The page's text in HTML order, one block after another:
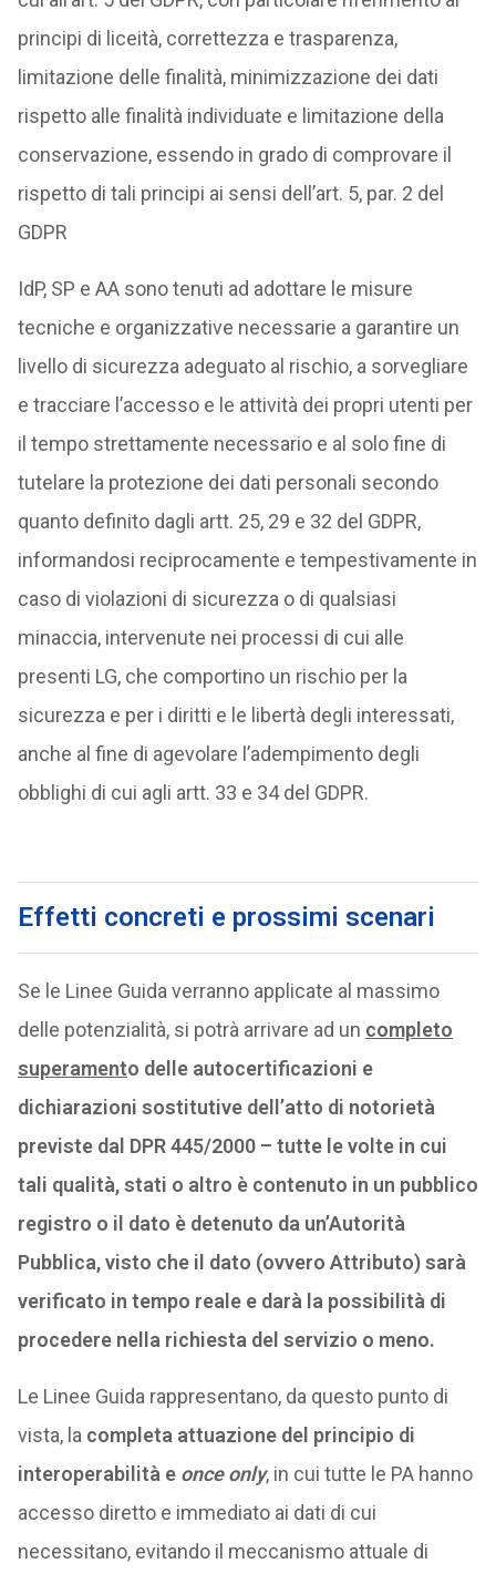
principi di liceità, correttezza e trasparenza,
limitazione delle finalità, minimizzazione dei dati
rispetto alle finalità individuate e limitazione della
conservazione, essendo in grado di comprovare il
rispetto di tali principi ai sensi dell’art. 5, par. 2 del
GDPR
IdP, SP e AA sono tenuti ad adottare le misure
tecniche e organizzative necessarie a garantire un
livello di sicurezza adeguato al rischio, a sorvegliare
e tracciare l’accesso e le attività dei propri utenti per
il tempo strettamente necessario e al solo fine di
tutelare la protezione dei dati personali secondo
quanto definito dagli artt. 25, 29 e 32 del GDPR,
informandosi reciprocamente e tempestivamente in
caso di violazioni di sicurezza o di qualsiasi
minaccia, intervenute nei processi di cui alle
presenti LG, che comportino un rischio per la
sicurezza e per i diritti e le libertà degli interessati,
anche al fine di agevolare l’adempimento degli
obblighi di cui agli artt. 33 e 34 del GDPR.
Effetti concreti e prossimi scenari
Se le Linee Guida verranno applicate al massimo
delle potenzialità, si potrà arrivare ad un completo
superamento delle autocertificazioni e
dichiarazioni sostitutive dell’atto di notorietà
previste dal DPR 445/2000 – tutte le volte in cui
tali qualità, stati o altro è contenuto in un pubblico
registro o il dato è detenuto da un’Autorità
Pubblica, visto che il dato (ovvero Attributo) sarà
verificato in tempo reale e darà la possibilità di
procedere nella richiesta del servizio o meno.
Le Linee Guida rappresentano, da questo punto di
vista, la completa attuazione del principio di
interoperabilità e once only, in cui tutte le PA hanno
accesso diretto e immediato ai dati di cui
necessitano, evitando il meccanismo attuale di